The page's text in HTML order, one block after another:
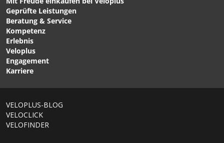
NOMAD 10 Solar Panel
10W von GOALZERO
Geprüfte Leistungen
Beratung & Service
Kompetenz
Erlebnis
Veloplus
Engagement
Karriere
VELOPLUS-BLOG
VELOCLICK
VELOFINDER